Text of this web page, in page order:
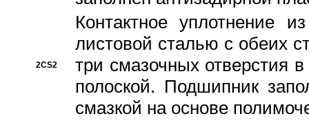
2CS2
Контактное уплотнение
листовой сталью с обеих
три смазочных отверстия
полоской. Подшипник
смазкой на основе